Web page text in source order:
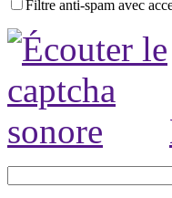
Filtre anti-spam avec